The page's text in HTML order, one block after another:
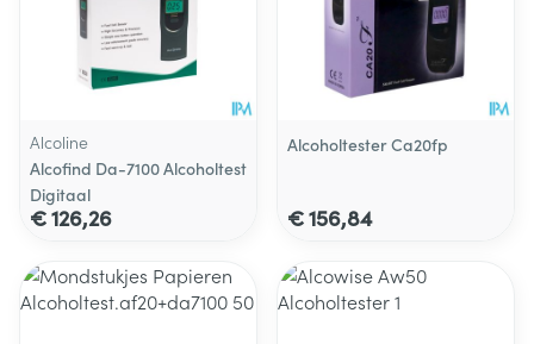
Alcoline
Alcofind Da-7100 Alcoholtest
Digitaal
€ 126,26
Alcoholtester Ca20fp
€ 156,84